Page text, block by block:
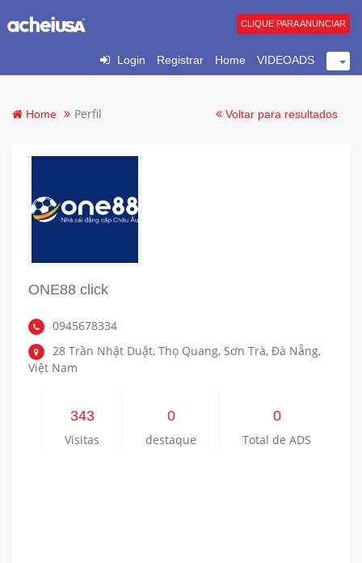
Login Registrar Home VIDEOADS
CLIQUE PARA ANUNCIAR
Home Perfil Voltar para resultados
ONE88 click
0945678334
28 Trần Nhật Duật, Thọ Quang, Sơn Trà, Đà Nẵng,
Việt Nam
343
Visitas
0
destaque
0
Total de ADS